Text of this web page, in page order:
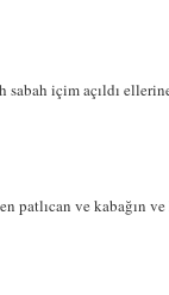
sabah içim açıldı
patlıcan ve kabağın